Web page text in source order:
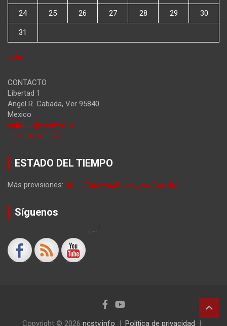
24 25 26 27 28 29 30
31
« Jul
CONTACTO
Libertad 1
Angel R. Cabada, Ver 95840
Mexico
editorial@ncstv.info
+522849460822
ESTADO DEL TIEMPO
Más previsiones: https://oneweather.org/es/seville/
Síguenos
Copyright © 2026 ncstv.info Política de privacidad